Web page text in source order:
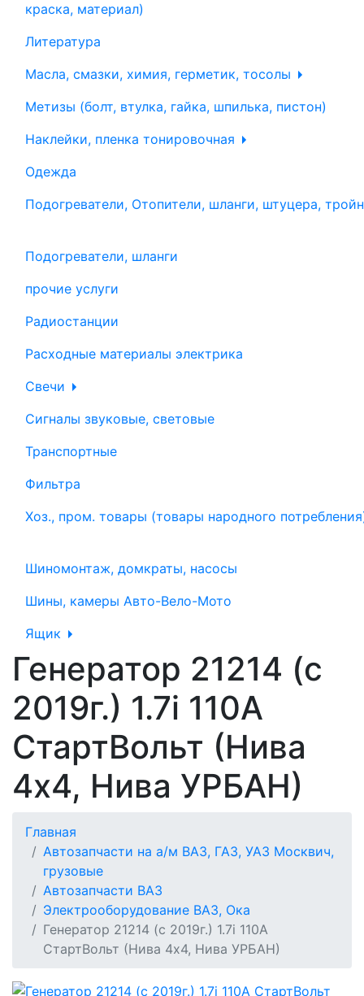
краска, материал)
Литература
Масла, смазки, химия, герметик, тосолы
Метизы (болт, втулка, гайка, шпилька, пистон)
Наклейки, пленка тонировочная
Одежда
Подогреватели, Отопители, шланги, штуцера,
Подогреватели, шланги
прочие услуги
Радиостанции
Расходные материалы электрика
Свечи
Сигналы звуковые, световые
Транспортные
Фильтра
Хоз., пром. товары (товары народного
Шиномонтаж, домкраты, насосы
Шины, камеры Авто-Вело-Мото
Ящик
Генератор 21214 (с
2019г.) 1.7i 110А
СтартВольт (Нива
4х4, Нива УРБАН)
Главная
Автозапчасти на а/м ВАЗ, ГАЗ, УАЗ Москвич,
грузовые
Автозапчасти ВАЗ
Электрооборудование ВАЗ, Ока
Генератор 21214 (с 2019г.) 1.7i 110А
СтартВольт (Нива 4х4, Нива УРБАН)